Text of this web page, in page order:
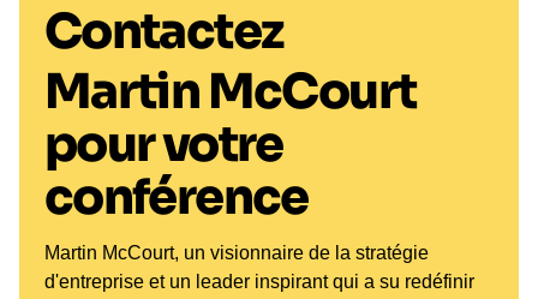
Contactez
Martin McCourt
pour votre
conférence
Martin McCourt, un visionnaire de la stratégie
d'entreprise et un leader inspirant qui a su redéfinir